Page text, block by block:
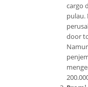
cargo
pulau.
door